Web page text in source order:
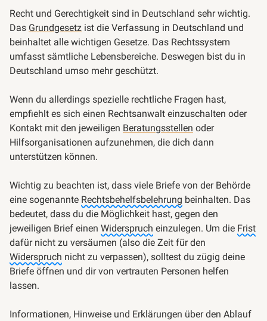
Recht und Gerechtigkeit sind in Deutschland sehr wichtig.
Das Grundgesetz ist die Verfassung in Deutschland und
beinhaltet alle wichtigen Gesetze. Das Rechtssystem
umfasst sämtliche Lebensbereiche. Deswegen bist du in
Deutschland umso mehr geschützt.
Wenn du allerdings spezielle rechtliche Fragen hast,
empfiehlt es sich einen Rechtsanwalt einzuschalten oder
Kontakt mit den jeweiligen Beratungsstellen oder
Hilfsorganisationen aufzunehmen, die dich dann
unterstützen können.
Wichtig zu beachten ist, dass viele Briefe von der Behörde
eine sogenannte Rechtsbehelfsbelehrung beinhalten. Das
bedeutet, dass du die Möglichkeit hast, gegen den
jeweiligen Brief einen Widerspruch einzulegen. Um die Frist
dafür nicht zu versäumen (also die Zeit für den
Widerspruch nicht zu verpassen), solltest du zügig deine
Briefe öffnen und dir von vertrauten Personen helfen
lassen.
Informationen, Hinweise und Erklärungen über den Ablauf